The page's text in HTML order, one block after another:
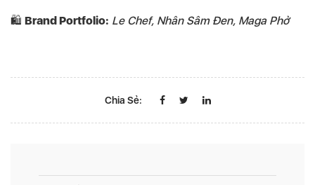
🛍️ Brand Portfolio: Le Chef, Nhân Sâm Đen, Maga Phở
Chia Sẻ: